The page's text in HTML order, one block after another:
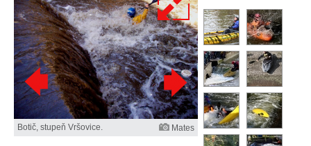
Botič, stupeň Vršovice. Mates